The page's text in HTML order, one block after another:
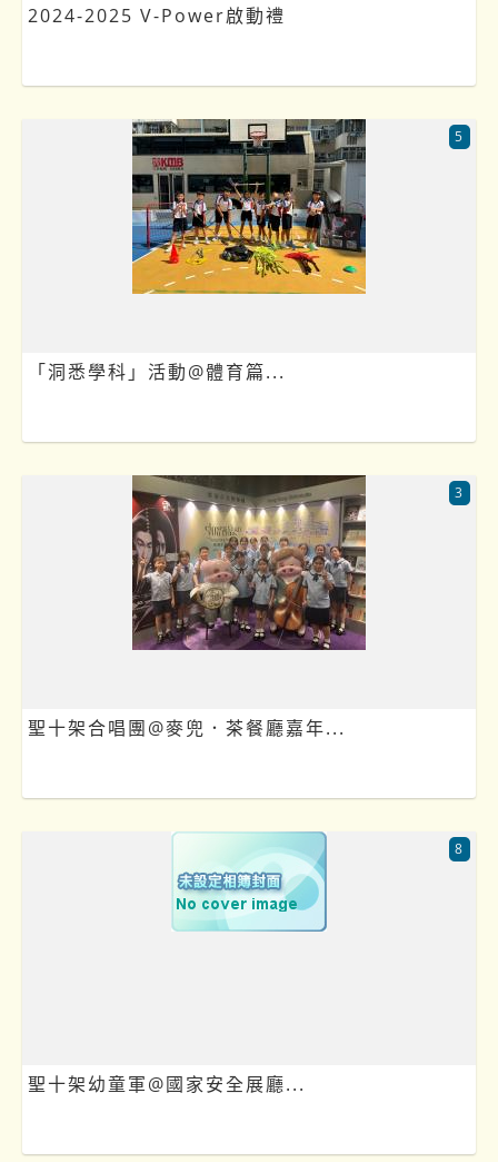
2024-2025 V-Power啟動禮
「洞悉學科」活動@體育篇...
5
聖十架合唱團@麥兜．茶餐廳嘉年...
3
聖十架幼童軍@國家安全展廳...
8